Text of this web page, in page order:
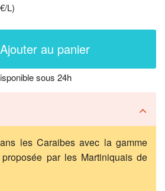
L)
Ajouter au panier
sous 24h
les Caraibes avec la gamme
par les Martiniquais de